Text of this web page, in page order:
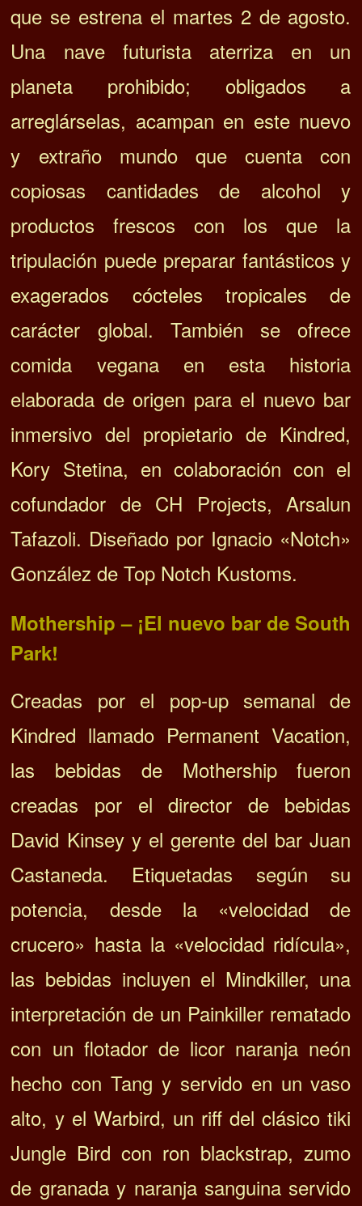
que se estrena el martes 2 de agosto.
Una nave futurista aterriza en un
planeta prohibido; obligados a
arreglárselas, acampan en este nuevo
y extraño mundo que cuenta con
copiosas cantidades de alcohol y
productos frescos con los que la
tripulación puede preparar fantásticos y
exagerados cócteles tropicales de
carácter global. También se ofrece
comida vegana en esta historia
elaborada de origen para el nuevo bar
inmersivo del propietario de Kindred,
Kory Stetina, en colaboración con el
cofundador de CH Projects, Arsalun
Tafazoli. Diseñado por Ignacio «Notch»
González de Top Notch Kustoms.
Mothership – ¡El nuevo bar de South
Park!
Creadas por el pop-up semanal de
Kindred llamado Permanent Vacation,
las bebidas de Mothership fueron
creadas por el director de bebidas
David Kinsey y el gerente del bar Juan
Castaneda. Etiquetadas según su
potencia, desde la «velocidad de
crucero» hasta la «velocidad ridícula»,
las bebidas incluyen el Mindkiller, una
interpretación de un Painkiller rematado
con un flotador de licor naranja neón
hecho con Tang y servido en un vaso
alto, y el Warbird, un riff del clásico tiki
Jungle Bird con ron blackstrap, zumo
de granada y naranja sanguina servido